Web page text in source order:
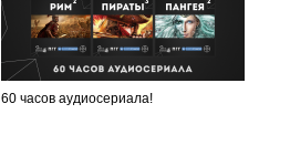
60 часов аудиосериала!